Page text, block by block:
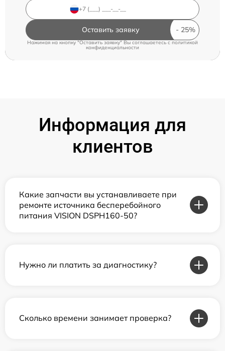
Оставить заявку
Нажимая на кнопку "Оставить заявку" Вы соглашаетесь cполитикой
конфиденциальности
Информация для
клиентов
Какие запчасти вы устанавливаете при
ремонте источника бесперебойного
питания VISION DSPH160-50?
Нужно ли платить за диагностику?
Сколько времени занимает проверка?